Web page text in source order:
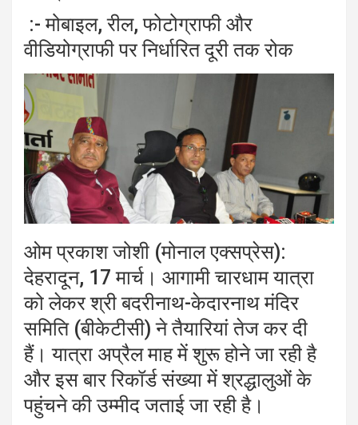
:- मोबाइल, रील, फोटोग्राफी और
वीडियोग्राफी पर निर्धारित दूरी तक रोक
ओम प्रकाश जोशी (मोनाल एक्सप्रेस):
देहरादून, 17 मार्च। आगामी चारधाम यात्रा
को लेकर श्री बदरीनाथ-केदारनाथ मंदिर
समिति (बीकेटीसी) ने तैयारियां तेज कर दी
हैं। यात्रा अप्रैल माह में शुरू होने जा रही है
और इस बार रिकॉर्ड संख्या में श्रद्धालुओं के
पहुंचने की उम्मीद जताई जा रही है।